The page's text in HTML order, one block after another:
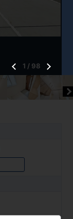
1 / 98